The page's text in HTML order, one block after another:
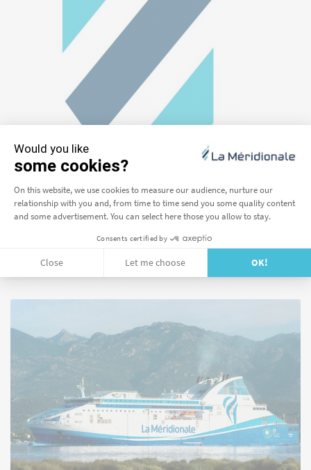
Logothèque
Nous mettons à votre disposition en téléchargement notre
logo dans différents formats utiles.